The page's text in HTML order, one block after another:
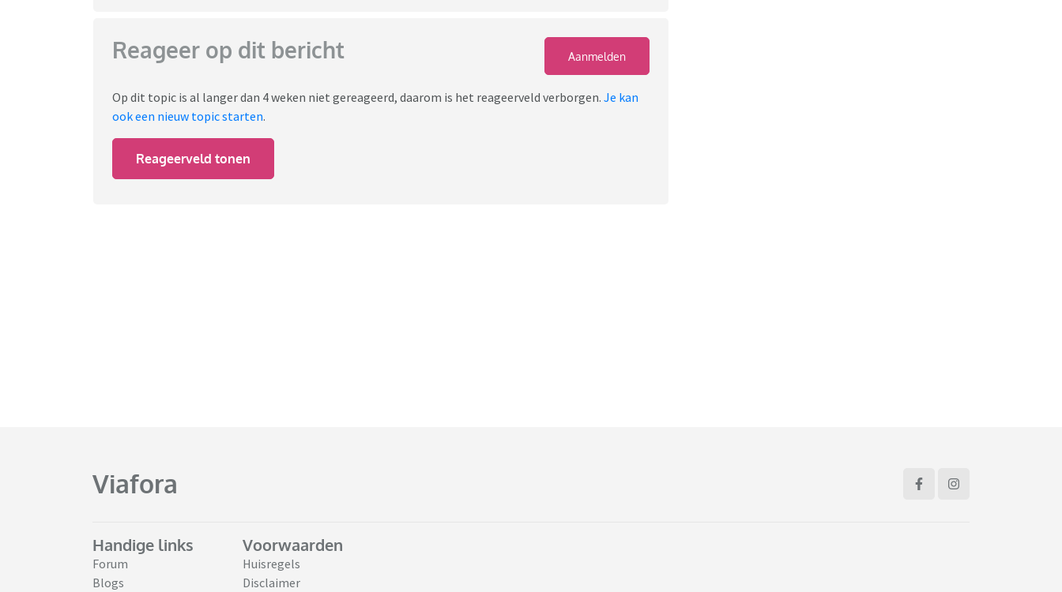
Reageer op dit bericht Aanmelden
Op dit topic is al langer dan 4 weken niet gereageerd, daarom is het reageerveld verborgen. Je kan
ook een nieuw topic starten.
Reageerveld tonen
Viafora
Handige links
Forum
Blogs
Voorwaarden
Huisregels
Disclaimer